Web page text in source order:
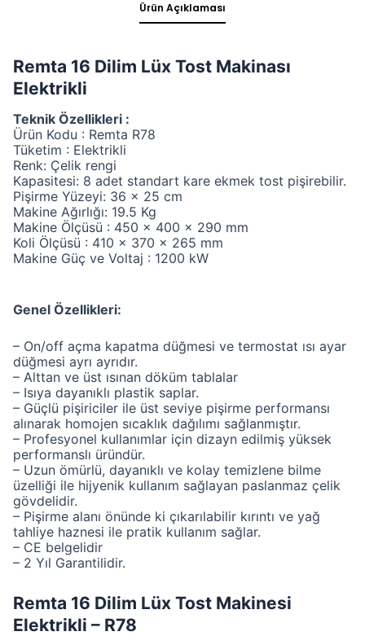
Ürün Açıklaması
Remta 16 Dilim Lüx Tost Makinası
Elektrikli
Teknik Özellikleri :
Ürün Kodu : Remta R78
Tüketim : Elektrikli
Renk: Çelik rengi
Kapasitesi: 8 adet standart kare ekmek tost pişirebilir.
Pişirme Yüzeyi: 36 x 25 cm
Makine Ağırlığı: 19.5 Kg
Makine Ölçüsü : 450 x 400 x 290 mm
Koli Ölçüsü : 410 x 370 x 265 mm
Makine Güç ve Voltaj : 1200 kW
Genel Özellikleri:
– On/off açma kapatma düğmesi ve termostat ısı ayar
düğmesi ayrı ayrıdır.
– Alttan ve üst ısınan döküm tablalar
– Isıya dayanıklı plastik saplar.
– Güçlü pişiriciler ile üst seviye pişirme performansı
alınarak homojen sıcaklık dağılımı sağlanmıştır.
– Profesyonel kullanımlar için dizayn edilmiş yüksek
performanslı üründür.
– Uzun ömürlü, dayanıklı ve kolay temizlene bilme
üzelliği ile hijyenik kullanım sağlayan paslanmaz çelik
gövdelidir.
– Pişirme alanı önünde ki çıkarılabilir kırıntı ve yağ
tahliye haznesi ile pratik kullanım sağlar.
– CE belgelidir
– 2 Yıl Garantilidir.
Remta 16 Dilim Lüx Tost Makinesi
Elektrikli – R78